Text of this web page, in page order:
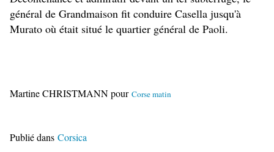
général de Grandmaison fit conduire Casella jusqu'à
Murato où était situé le quartier général de Paoli.
Martine CHRISTMANN pour Corse matin
Publié dans Corsica